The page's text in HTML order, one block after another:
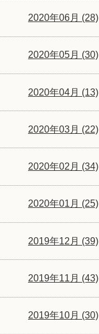
2020年06月 (28)
2020年05月 (30)
2020年04月 (13)
2020年03月 (22)
2020年02月 (34)
2020年01月 (25)
2019年12月 (39)
2019年11月 (43)
2019年10月 (30)